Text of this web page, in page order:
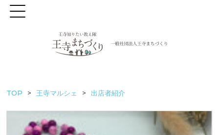
TOP 王寺マルシェ 出店者紹介